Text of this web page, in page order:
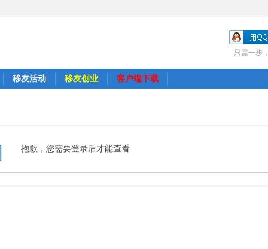
只需一步
移友活动 移友创业 客户端下载
抱歉，您需要登录后才能查看